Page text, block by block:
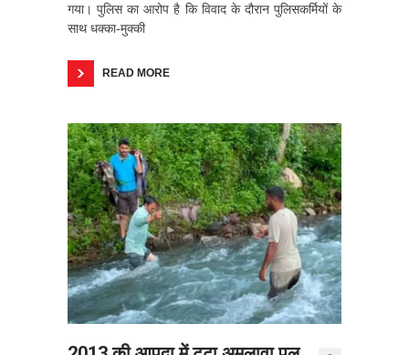
गया। पुलिस का आरोप है कि विवाद के दौरान पुलिसकर्मियों के
साथ धक्का-मुक्की
READ MORE